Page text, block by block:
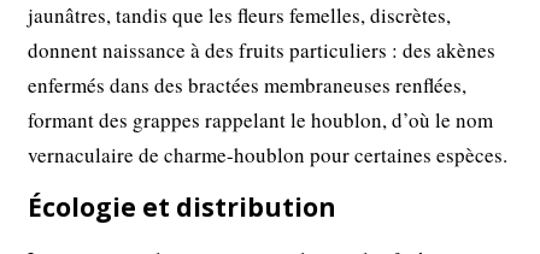
jaunâtres, tandis que les fleurs femelles, discrètes,
donnent naissance à des fruits particuliers : des akènes
enfermés dans des bractées membraneuses renflées,
formant des grappes rappelant le houblon, d’où le nom
vernaculaire de charme-houblon pour certaines espèces.
Écologie et distribution